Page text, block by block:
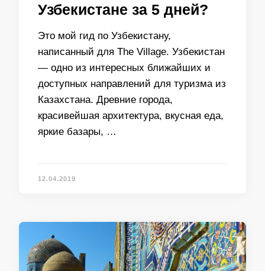
Узбекистане за 5 дней?
Это мой гид по Узбекистану,
написанный для The Village. Узбекистан
— одно из интересных ближайших и
доступных направлений для туризма из
Казахстана. Древние города,
красивейшая архитектура, вкусная еда,
яркие базары, …
12.04.2019